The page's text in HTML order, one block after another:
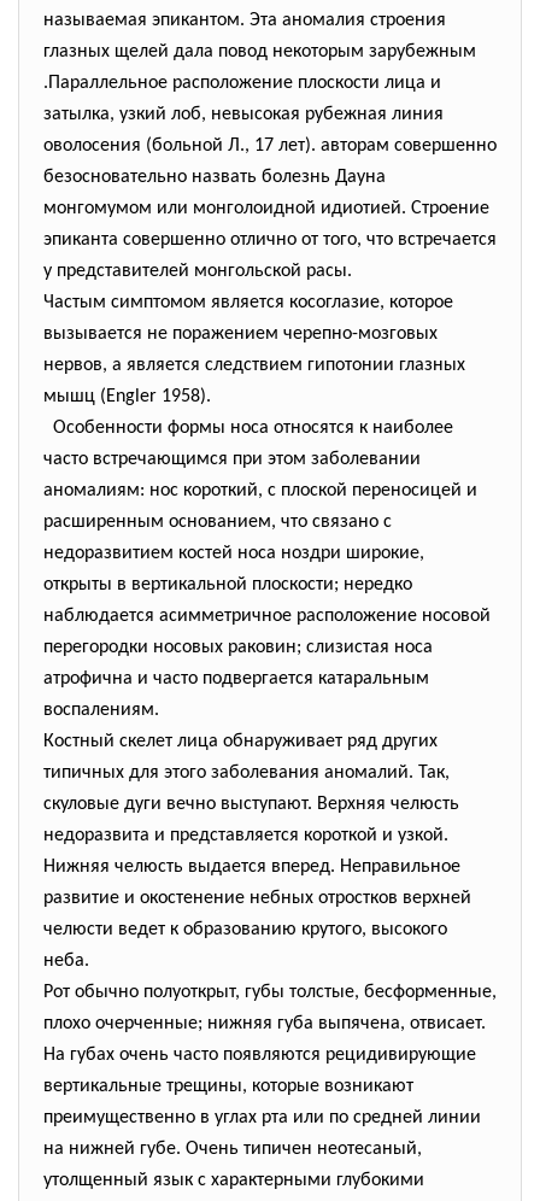
называемая эпикантом. Эта аномалия строения
глазных щелей дала повод некоторым зарубежным
.Параллельное расположение плоскости лица и
затылка, узкий лоб, невысокая рубежная линия
оволосения (больной Л., 17 лет). авторам совершенно
безосновательно назвать болезнь Дауна
монгомумом или монголоидной идиотией. Строение
эпиканта совершенно отлично от того, что встречается
у представителей монгольской расы.
Частым симптомом является косоглазие, которое
вызывается не поражением черепно-мозговых
нервов, а является следствием гипотонии глазных
мышц (Engler 1958).
Особенности формы носа относятся к наиболее
часто встречающимся при этом заболевании
аномалиям: нос короткий, с плоской переносицей и
расширенным основанием, что связано с
недоразвитием костей носа ноздри широкие,
открыты в вертикальной плоскости; нередко
наблюдается асимметричное расположение носовой
перегородки носовых раковин; слизистая носа
атрофична и часто подвергается катаральным
воспалениям.
Костный скелет лица обнаруживает ряд других
типичных для этого заболевания аномалий. Так,
скуловые дуги вечно выступают. Верхняя челюсть
недоразвита и представляется короткой и узкой.
Нижняя челюсть выдается вперед. Неправильное
развитие и окостенение небных отростков верхней
челюсти ведет к образованию крутого, высокого
неба.
Рот обычно полуоткрыт, губы толстые, бесформенные,
плохо очерченные; нижняя губа выпячена, отвисает.
На губах очень часто появляются рецидивирующие
вертикальные трещины, которые возникают
преимущественно в углах рта или по средней линии
на нижней губе. Очень типичен неотесаный,
утолщенный язык с характерными глубокими